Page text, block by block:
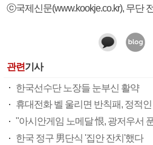
ⓒ국제신문(www.kookje.co.kr), 무단
관련기사
한국선수단 노장들 눈부신 활약
휴대전화 벨 울리면 반칙패, 정적
"아시안게임 노메달 恨, 광저우서
한국 정구 男단식 '집안 잔치'했다